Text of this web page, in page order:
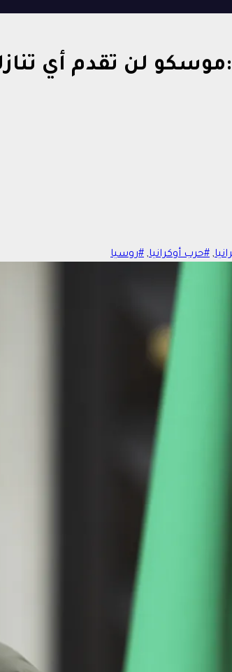
لن تقدم أي
, #حرب أوكرانيا, #روسيا